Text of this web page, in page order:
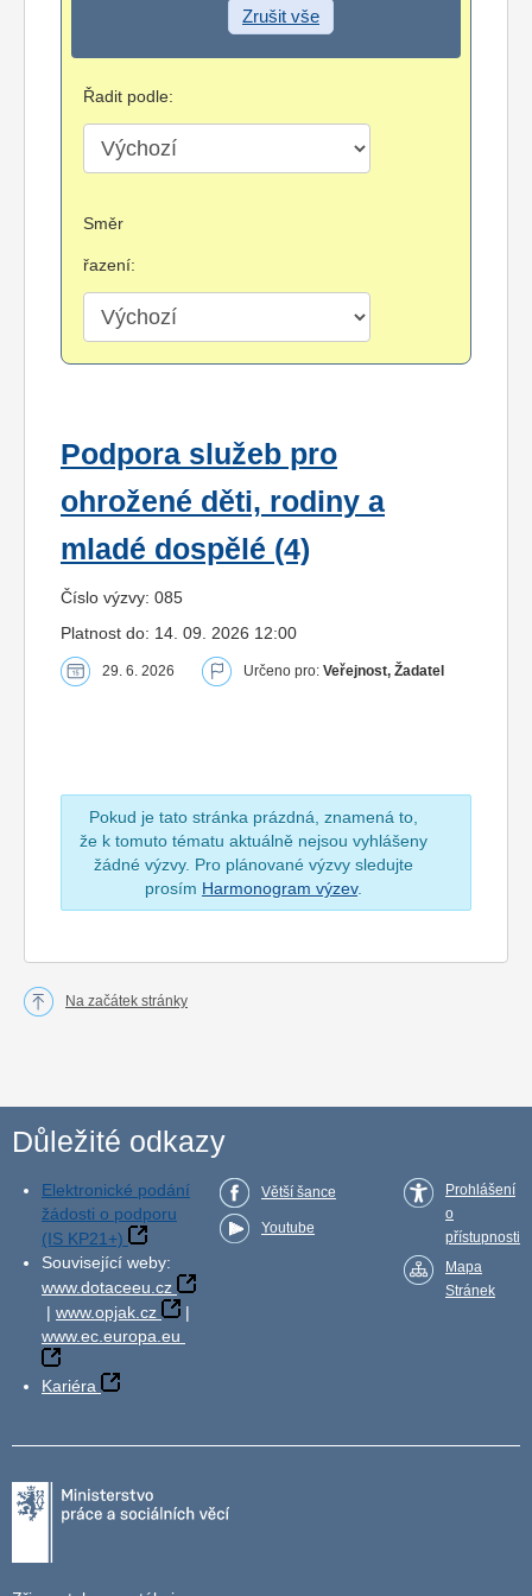
Zrušit vše
Řadit podle:
Směr
řazení:
Podpora služeb pro
ohrožené děti, rodiny a
mladé dospělé (4)
Číslo výzvy: 085
Platnost do: 14. 09. 2026 12:00
29. 6. 2026 Určeno pro: Veřejnost, Žadatel
Pokud je tato stránka prázdná, znamená to,
že k tomuto tématu aktuálně nejsou vyhlášeny
žádné výzvy. Pro plánované výzvy sledujte
prosím Harmonogram výzev.
Na začátek stránky
Důležité odkazy
Elektronické podání
žádosti o podporu
(IS KP21+)
Související weby:
www.dotaceeu.cz
| www.opjak.cz
|
www.ec.europa.eu
Kariéra
Větší šance
Youtube
Prohlášení
o
přístupnosti
Mapa
Stránek